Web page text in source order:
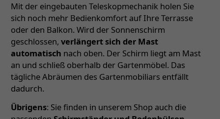
Mit der eingebauten Teleskopmechanik holen Sie
sich noch mehr Bedienkomfort auf Ihre Terrasse
oder den Balkon. Wird der Sonnenschirm
geschlossen, verlängert sich der Mast
automatisch nach oben. Der Schirm liegt am Mast
an und schließ oberhalb der Gartenmöbel. Das
tägliche Abräumen des Gartenmobiliars entfällt
dadurch.
Übrigens: Sie finden in unserem Shop auch die